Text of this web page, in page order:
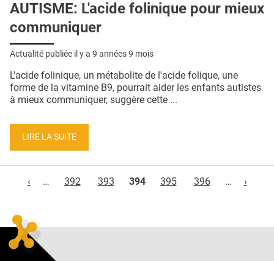
AUTISME: L'acide folinique pour mieux
communiquer
Actualité publiée il y a 9 années 9 mois
L'acide folinique, un métabolite de l'acide folique, une
forme de la vitamine B9, pourrait aider les enfants autistes
à mieux communiquer, suggère cette ...
LIRE LA SUITE
‹
… 392 393 394 395 396 … ›